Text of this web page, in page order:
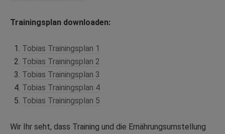
Trainingsplan downloaden:
Tobias Trainingsplan 1
Tobias Trainingsplan 2
Tobias Trainingsplan 3
Tobias Trainingsplan 4
Tobias Trainingsplan 5
Wir Ihr seht, dass Training und die Ernährungsumstellung